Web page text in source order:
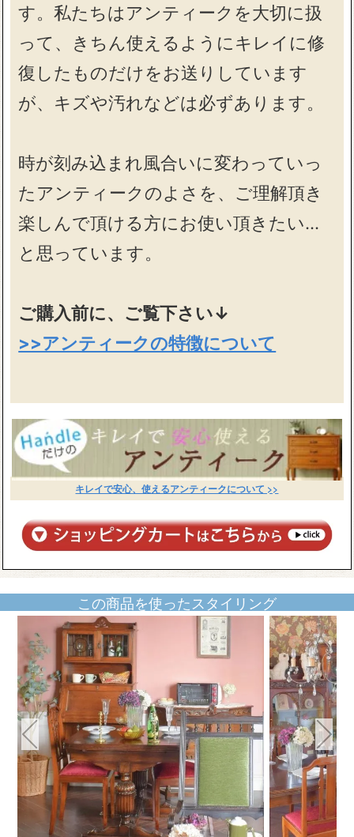
す。私たちはアンティークを大切に扱
って、きちん使えるようにキレイに修
復したものだけをお送りしています
が、キズや汚れなどは必ずあります。
時が刻み込まれ風合いに変わっていっ
たアンティークのよさを、ご理解頂き
楽しんで頂ける方にお使い頂きたい…
と思っています。
ご購入前に、ご覧下さい↓
>>アンティークの特徴について
キレイで安心、使えるアンティークについて >>
この商品を使ったスタイリング